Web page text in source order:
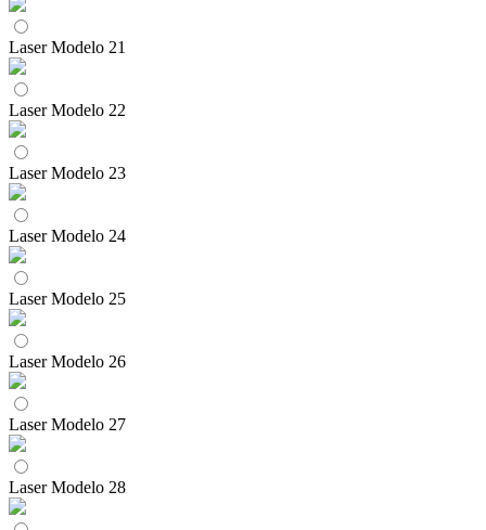
Laser Modelo 21
Laser Modelo 22
Laser Modelo 23
Laser Modelo 24
Laser Modelo 25
Laser Modelo 26
Laser Modelo 27
Laser Modelo 28